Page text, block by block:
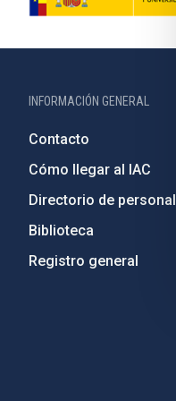
INFORMACIÓN GENERAL
Contacto
Cómo llegar al IAC
Directorio de personal
Biblioteca
Registro general